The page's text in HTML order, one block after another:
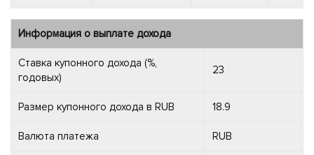
Информация о выплате дохода
Ставка купонного дохода (%,
годовых)
23
Размер купонного дохода в RUB 18.9
Валюта платежа RUB